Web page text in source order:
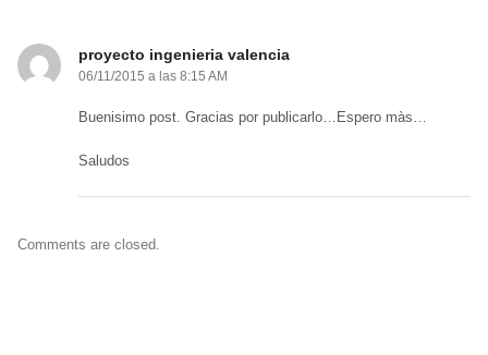
proyecto ingenieria valencia
06/11/2015 a las 8:15 AM
Buenisimo post. Gracias por publicarlo…Espero màs…
Saludos
Comments are closed.